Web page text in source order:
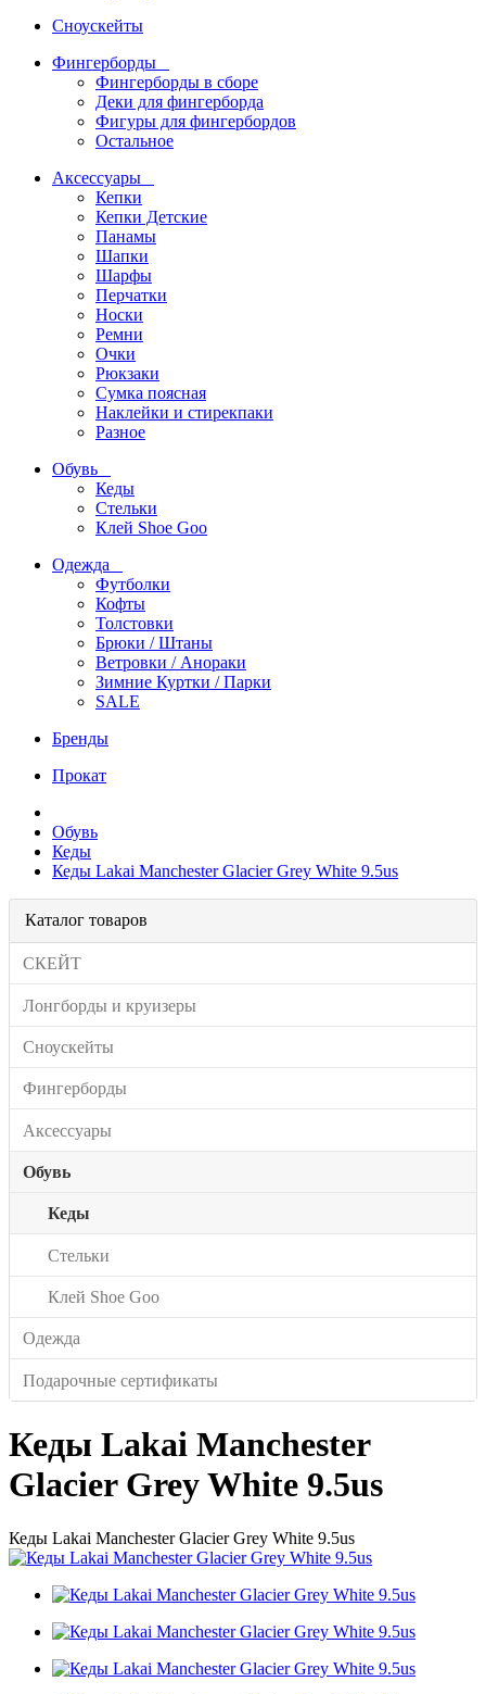
Сноускейты
Фингерборды
Фингерборды в сборе
Деки для фингерборда
Фигуры для фингербордов
Остальное
Аксессуары
Кепки
Кепки Детские
Панамы
Шапки
Шарфы
Перчатки
Носки
Ремни
Очки
Рюкзаки
Сумка поясная
Наклейки и стирекпаки
Разное
Обувь
Кеды
Стельки
Клей Shoe Goo
Одежда
Футболки
Кофты
Толстовки
Брюки / Штаны
Ветровки / Анораки
Зимние Куртки / Парки
SALE
Бренды
Прокат
Обувь
Кеды
Кеды Lakai Manchester Glacier Grey White 9.5us
Каталог товаров
СКЕЙТ
Лонгборды и круизеры
Сноускейты
Фингерборды
Аксессуары
Обувь
Кеды
Стельки
Клей Shoe Goo
Одежда
Подарочные сертификаты
Кеды Lakai Manchester
Glacier Grey White 9.5us
Кеды Lakai Manchester Glacier Grey White 9.5us